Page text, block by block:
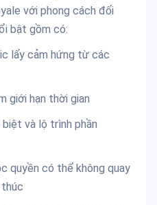
với phong cách đối
bật gồm có:
lấy cảm hứng từ các
giới hạn thời gian
và lộ trình phần
quyền có thể không quay
thúc